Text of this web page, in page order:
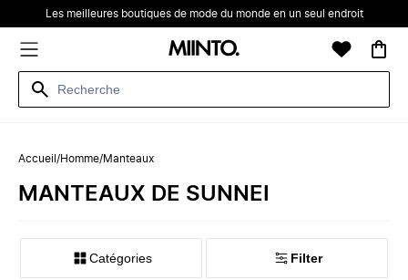
Les meilleures boutiques de mode du monde en un seul endroit
Accueil /Homme/Manteaux
‪‬‪MANTEAUX‬‪‬ DE ‪SUNNEI‬
Catégories Filter